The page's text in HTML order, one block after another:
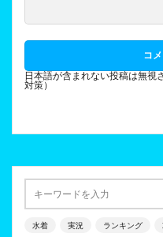
日本語が含まれない投稿は無視
対策）
水着 実況 ランキング